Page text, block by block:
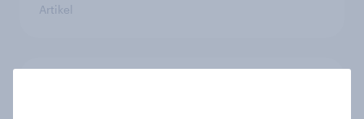
Artikel